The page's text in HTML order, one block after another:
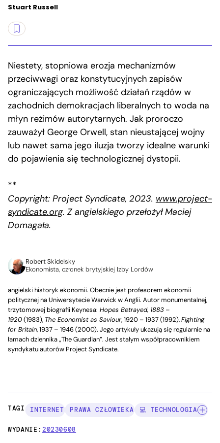
Stuart Russell
Niestety, stopniowa erozja mechanizmów
przeciwwagi oraz konstytucyjnych zapisów
ograniczających możliwość działań rządów w
zachodnich demokracjach liberalnych to woda na
młyn reżimów autorytarnych. Jak proroczo
zauważył George Orwell, stan nieustającej wojny
lub nawet sama jego iluzja tworzy idealne warunki
do pojawienia się technologicznej dystopii.
**
Copyright: Project Syndicate, 2023. www.project-
syndicate.org. Z angielskiego przełożył Maciej
Domagała.
Robert Skidelsky
Ekonomista, członek brytyjskiej Izby Lordów
angielski historyk ekonomii. Obecnie jest profesorem ekonomii
politycznej na Uniwersytecie Warwick w Anglii. Autor monumentalnej,
trzytomowej biografii Keynesa: Hopes Betrayed, 1883 –
1920(1983), The Economist as Saviour, 1920 – 1937 (1992),Fighting
for Britain, 1937 – 1946 (2000). Jego artykuły ukazują się regularnie na
łamach dziennika „The Guardian”. Jest stałym współpracownikiem
syndykatu autorów Project Syndicate.
TAGI: INTERNET PRAWA CZŁOWIEKA 💻 TECHNOLOGIA
WYDANIE:20230608